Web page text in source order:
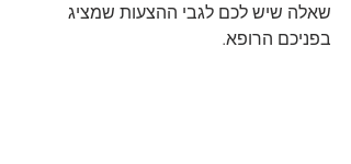
שאלה שיש לכם לגבי ההצעות שמציג
בפניכם הרופא.